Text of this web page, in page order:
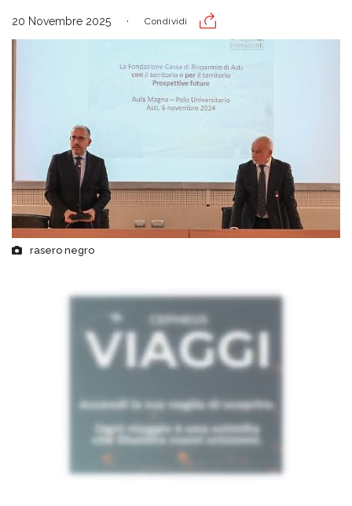
20 Novembre 2025 Condividi
rasero negro